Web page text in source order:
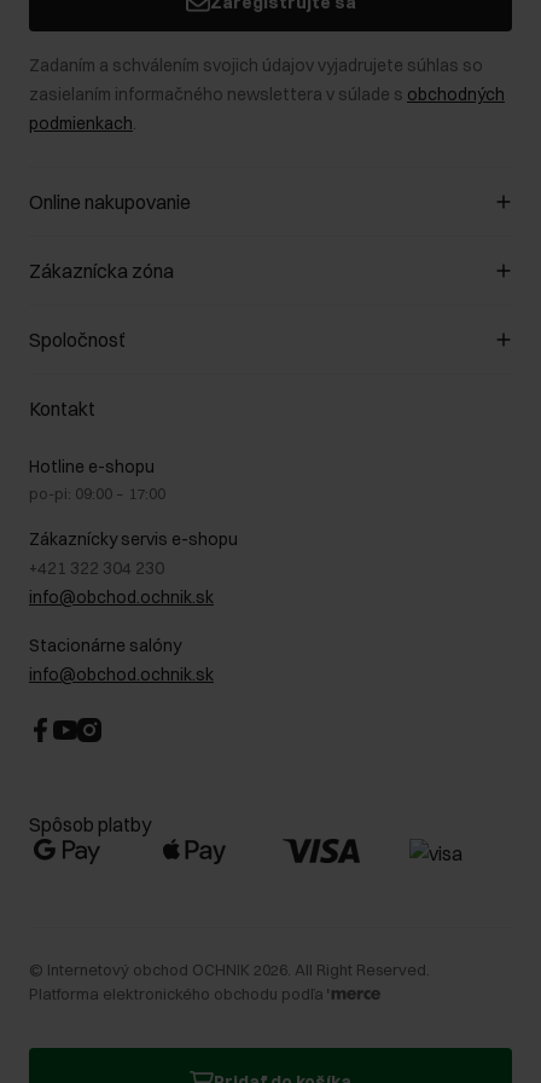
Zadaním a schválením svojich údajov vyjadrujete súhlas so
zasielaním informačného newslettera v súlade s obchodných
podmienkach.
Online nakupovanie
Spravovať súbory cookie
Spôsob platby
Vrátenie
Zákaznícka zóna
Zákazníky klub
Pravidlá propagácie
Starostlivosť o kožu
Bezpečné nakupovanie
Blog
Najčastejšie kladené otázky (FAQ)
Spoločnosť
O nás
GDPR - Zásady ochrany osobných údajov
Právne informácie
Kontakt
Hotline e-shopu
po-pi: 09:00 – 17:00
Zákaznícky servis e-shopu
+421 322 304 230
info@obchod.ochnik.sk
Stacionárne salóny
info@obchod.ochnik.sk
Spôsob platby
© Internetový obchod OCHNIK 2026 . All Right Reserved.
Platforma elektronického obchodu podľa